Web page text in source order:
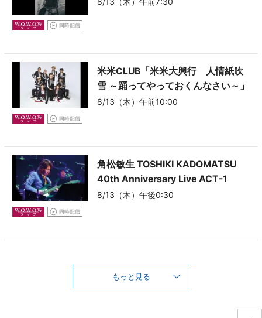
米米CLUB「米米大興行 人情紙吹
雪 ～踊ってやっておくんなさい～」
8/13（木）午前10:00
角松敏生 TOSHIKI KADOMATSU
40th Anniversary Live ACT-1
8/13（木）午後0:30
もっと見る